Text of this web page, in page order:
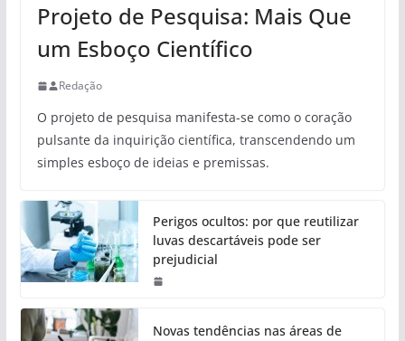
Projeto de Pesquisa: Mais Que
um Esboço Científico
Redação
O projeto de pesquisa manifesta-se como o coração
pulsante da inquirição científica, transcendendo um
simples esboço de ideias e premissas.
Perigos ocultos: por que reutilizar
luvas descartáveis pode ser
prejudicial
Novas tendências nas áreas de